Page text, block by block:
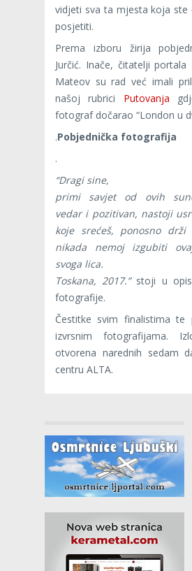
vidjeti sva ta mjesta koja ste
posjetiti.
Prema izboru žirija
Jurčić. Inače, čitatelji portala
Mateov su rad već imali
našoj rubrici Putovanja
fotograf dočarao “London u
.Pobjednička fotografija
.
“Dragi sine,
primi savjet od ovih
vedar i pozitivan, nastoji
koje srećeš, ponosno
nikada nemoj izgubiti
svoga lica.
Toskana, 2017.”stoji u
fotografije.
Čestitke svim finalistima te
izvrsnim fotografijama.
otvorena narednih sedam
centru ALTA.